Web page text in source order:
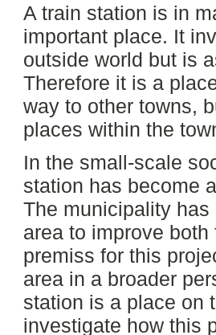
A train station is in
important place. It
outside world but is
Therefore it is a
way to other towns,
places within the
In the small-scale
station has become
The municipality
area to improve
premiss for this
area in a broader
station is a place on
investigate how this